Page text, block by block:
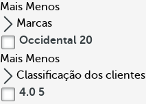
Mais Menos
Marcas
Occidental 20
Mais Menos
Classificação dos clientes
4.0 5